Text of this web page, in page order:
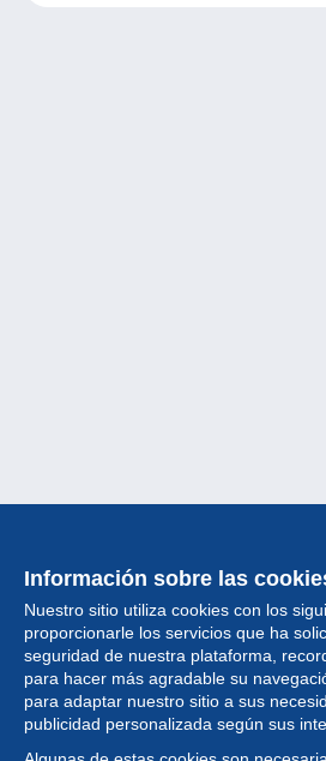
Información sobre las
Nuestro sitio utiliza cookies con los
proporcionarle los servicios que ha
seguridad de nuestra plataforma,
para hacer más agradable su
para adaptar nuestro sitio a sus
publicidad personalizada según sus
Colección